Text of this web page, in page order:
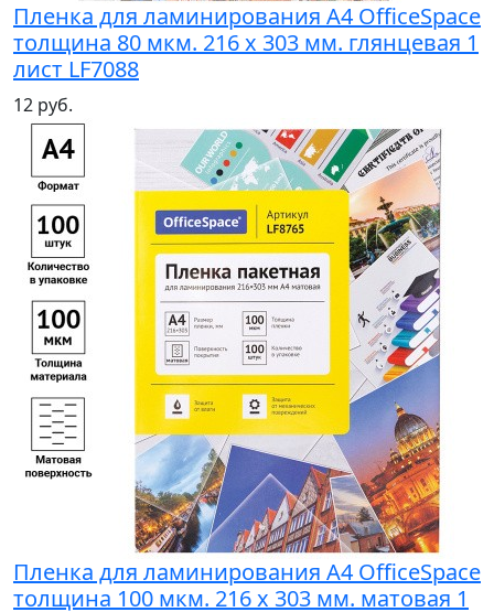
Пленка для ламинирования A4 OfficeSpace
толщина 80 мкм. 216 х 303 мм. глянцевая 1
лист LF7088
12 руб.
Пленка для ламинирования A4 OfficeSpace
толщина 100 мкм. 216 х 303 мм. матовая 1